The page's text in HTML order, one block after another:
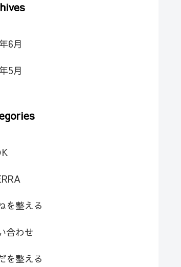
6月
5月
を整える
合わせ
を整える